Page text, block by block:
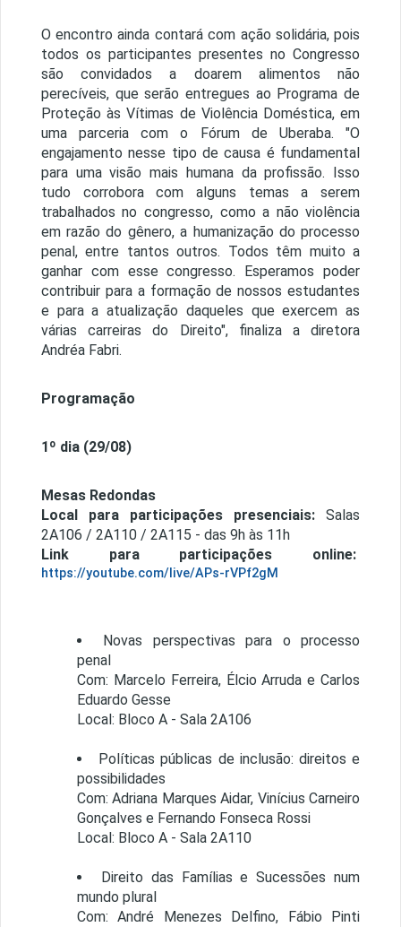
O encontro ainda contará com ação solidária, pois
todos os participantes presentes no Congresso
são convidados a doarem alimentos não
perecíveis, que serão entregues ao Programa de
Proteção às Vítimas de Violência Doméstica, em
uma parceria com o Fórum de Uberaba. "O
engajamento nesse tipo de causa é fundamental
para uma visão mais humana da profissão. Isso
tudo corrobora com alguns temas a serem
trabalhados no congresso, como a não violência
em razão do gênero, a humanização do processo
penal, entre tantos outros. Todos têm muito a
ganhar com esse congresso. Esperamos poder
contribuir para a formação de nossos estudantes
e para a atualização daqueles que exercem as
várias carreiras do Direito", finaliza a diretora
Andréa Fabri.
Programação
1º dia (29/08)
Mesas Redondas
Local para participações presenciais:Salas
2A106 / 2A110 / 2A115 - das 9h às 11h
Link para participações online:
https://youtube.com/live/APs-rVPf2gM
Novas perspectivas para o processo
penal
Com: Marcelo Ferreira, Élcio Arruda e Carlos
Eduardo Gesse
Local: Bloco A - Sala 2A106
Políticas públicas de inclusão: direitos e
possibilidades
Com: Adriana Marques Aidar, Vinícius Carneiro
Gonçalves e Fernando Fonseca Rossi
Local: Bloco A - Sala 2A110
Direito das Famílias e Sucessões num
mundo plural
Com: André Menezes Delfino, Fábio Pinti